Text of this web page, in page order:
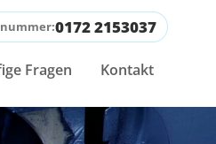
0172 2153037
Fragen Kontakt